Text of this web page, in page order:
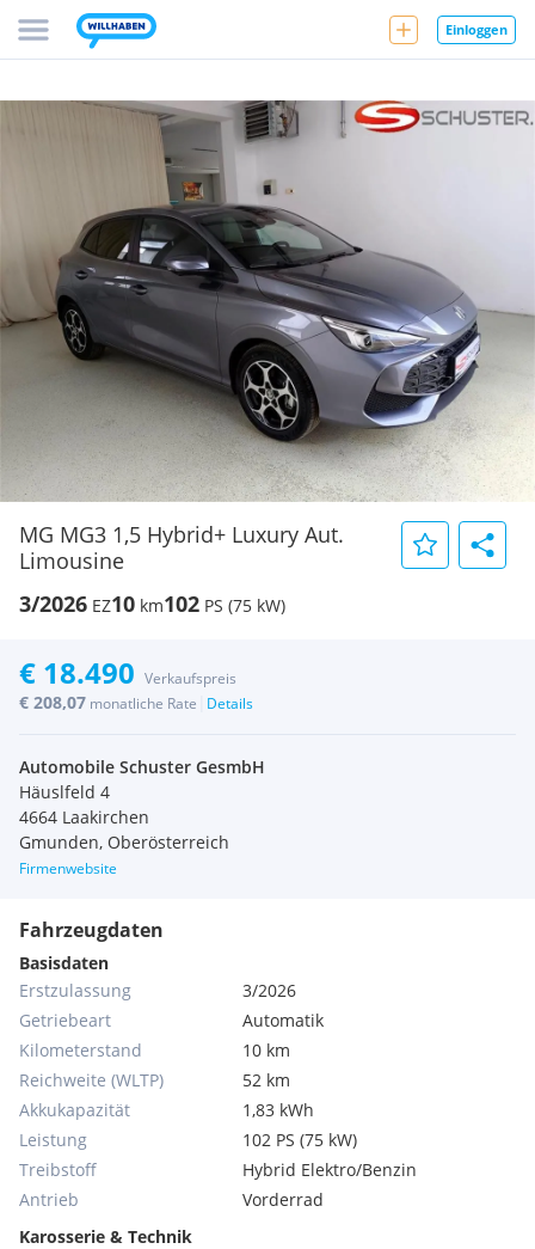
Einloggen
MG MG3 1,5 Hybrid+ Luxury Aut.
Limousine
3/2026 EZ10 km102 PS (75 kW)
€ 18.490 Verkaufspreis
€ 208,07 monatliche Rate Details
Automobile Schuster GesmbH
Häuslfeld 4
4664 Laakirchen
Gmunden, Oberösterreich
Firmenwebsite
Fahrzeugdaten
Basisdaten
Erstzulassung
3/2026
Getriebeart
Automatik
Kilometerstand
10 km
Reichweite (WLTP)
52 km
Akkukapazität
1,83 kWh
Leistung
102 PS (75 kW)
Treibstoff
Hybrid Elektro/Benzin
Antrieb
Vorderrad
Karosserie & Technik